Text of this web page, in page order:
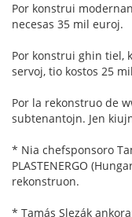
Por konstrui
necesas 35 mil euroj.
Por konstrui ghin tiel,
servoj, tio kostos 25
Por la rekonstruo de
subtenantojn. Jen
* Nia chefsponsoro
PLASTENERGO
rekonstruon.
* Tamás Slezák